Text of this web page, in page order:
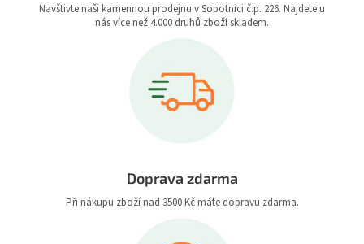
Navštivte naši kamennou prodejnu v Sopotnici č.p. 226. Najdete u
nás více než 4.000 druhů zboží skladem.
Doprava zdarma
Při nákupu zboží nad 3500 Kč máte dopravu zdarma.